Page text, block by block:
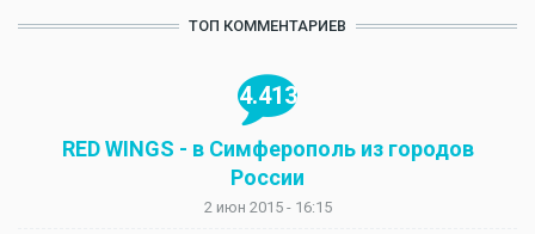
ТОП КОММЕНТАРИЕВ
4.413
RED WINGS - в Симферополь из городов
России
2 июн 2015 - 16:15